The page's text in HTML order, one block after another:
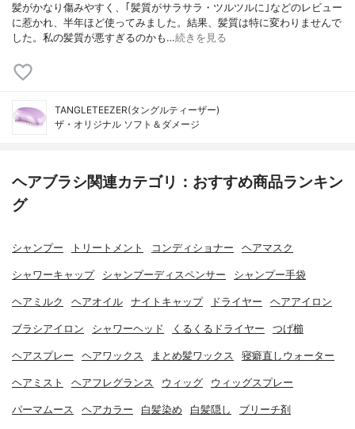
髪がかなり傷みやすく、｢髪質がサラサラ・ツルツルに｣などのレビュー
に惹かれ、半年ほど使ってみました。結果、髪質は特に変わりませんで
した。私の髪質が悪すぎるのかも…続きを見る
TANGLETEEZER(タングルティーザー)
ザ・オリジナル ソフト＆ダメージ
ヘアブラシ関連カテゴリ：おすすめ商品ランキン
グ
シャンプー トリートメント コンディショナー ヘアマスク
シャワーキャップ シャンプーディスペンサー シャンプー手袋
ヘアミルク ヘアオイル ナイトキャップ ドライヤー ヘアアイロン
ブラシアイロン シャワーヘッド くるくるドライヤー つげ櫛
ヘアスプレー ヘアワックス まとめ髪ワックス 寝癖直しウォーター
ヘアミスト ヘアフレグランス ウィッグ ウィッグスプレー
パーマムース ヘアカラー 白髪染め 白髪隠し ブリーチ剤